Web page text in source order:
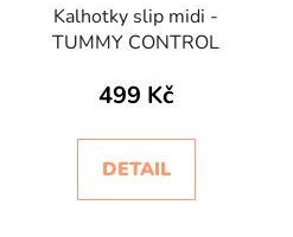
Kalhotky slip midi -
TUMMY CONTROL
499 Kč
DETAIL